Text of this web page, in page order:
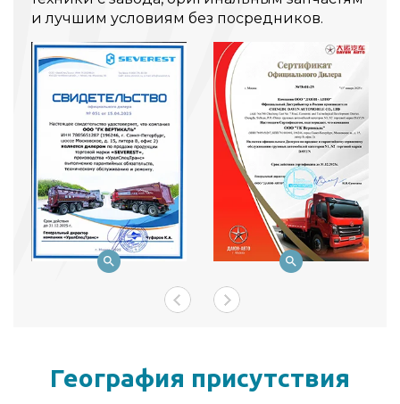
и лучшим условиям без посредников.
География присутствия